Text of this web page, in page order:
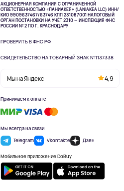
АКЦИОНЕРНАЯ КОМПАНИЯ С ОГРАНИЧЕННОЙ
ОТВЕТСТВЕННОСТЬЮ «ЛАНИАКЕЯ» (LANIAKEA LLC) ИНН/
КИО 9909637467/63746 КПП 231087001НАЛОГОВЫЙ
ОРГАН ПОСТАНОВКИ НА УЧЁТ 2310 — ИНСПЕКЦИЯ ФНС
РОССИИ № 2 ПО Г. КРАСНОДАРУ
ПРОВЕРИТЬ В ФНС РФ
СВИДЕТЕЛЬСТВО НА ТОВАРНЫЙ ЗНАК №1137338
Мы на Яндекс 4,9
Принимаем к оплате
Мы всегда на связи
Telegram
Vkontakte Дзен
Мобильное приложение DoBuy